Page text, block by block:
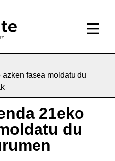
fasea moldatu du
21eko
du